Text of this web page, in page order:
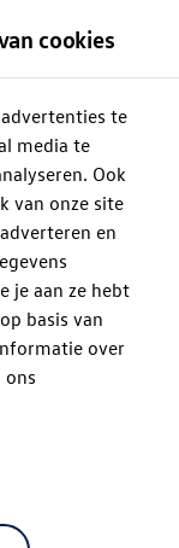
cookies
te
media te
Ook
van onze site
en
je aan ze hebt
basis van
over
ons